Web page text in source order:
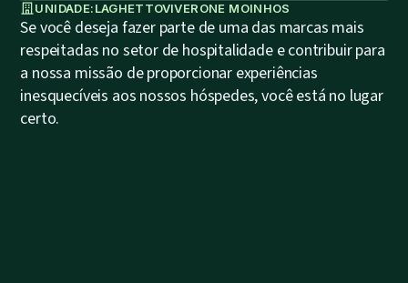
UNIDADE:LAGHETTOVIVERONE MOINHOS
Se você deseja fazer parte de uma das marcas mais
respeitadas no setor de hospitalidade e contribuir para
a nossa missão de proporcionar experiências
inesquecíveis aos nossos hóspedes, você está no lugar
certo.